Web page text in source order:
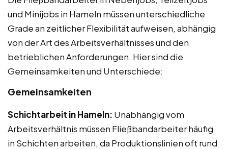
und Minijobs in Hameln müssen unterschiedliche
Grade an zeitlicher Flexibilität aufweisen, abhängig
von der Art des Arbeitsverhältnisses und den
betrieblichen Anforderungen. Hier sind die
Gemeinsamkeiten und Unterschiede:
Gemeinsamkeiten
Schichtarbeit in Hameln: Unabhängig vom
Arbeitsverhältnis müssen Fließbandarbeiter häufig
in Schichten arbeiten, da Produktionslinien oft rund